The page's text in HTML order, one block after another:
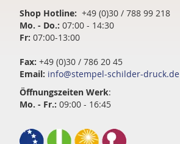
Shop Hotline: +49 (0)30 / 788 99 218
Mo. - Do.: 07:00 - 14:30
Fr: 07:00-13:00
Fax: +49 (0)30 / 786 20 45
Email: info@stempel-schilder-druck.de
Öffnungszeiten Werk:
Mo. - Fr.: 09:00 - 16:45